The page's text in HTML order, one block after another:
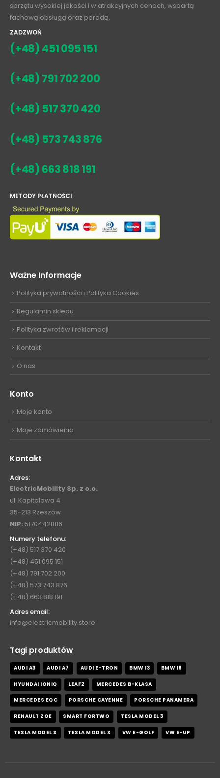
sprzętu wysokiej jakości i w atrakcyjnych cenach, wspartą
fachową obsługą oraz poradą.
ZADZWOŃ
(+48) 451 095 151
(+48) 791 702 200
(+48) 517 370 420
(+48) 573 743 876
(+48) 663 818 191
METODY PŁATNOŚCI
Ważne Informacje
Polityka prywatności i Polityka Cookies
Regulamin sklepu
Polityka zwrotów i reklamacji
Kontakt
O nas
Konto
Moje konto
Moje zamówienia
Kontakt
Adres:
ElectricMobility Sp. z o.o.
ul. Kapitałowa 4
35-213 Rzeszów
NIP: 5170442886
Numery telefonu:
(+48) 517 370 420
(+48) 451 095 151
(+48) 791 702 200
(+48) 573 743 876
(+48) 663 818 191
Adres email:
info@electricmobility.store
Tagi produktów
AUDI A3 AUDI A7 AUDI E-TRON BMW I3 BMW I8
HYUNDAI IONIQ LEAF2 MERCEDES B-KLASA
MERCEDES EQC PORSCHE CAYENNE PORSCHE PANAMERA
RENAULT ZOE SMART FORTWO TESLA MODEL 3
TESLA MODEL S TESLA MODEL X VW E-GOLF VW E-UP